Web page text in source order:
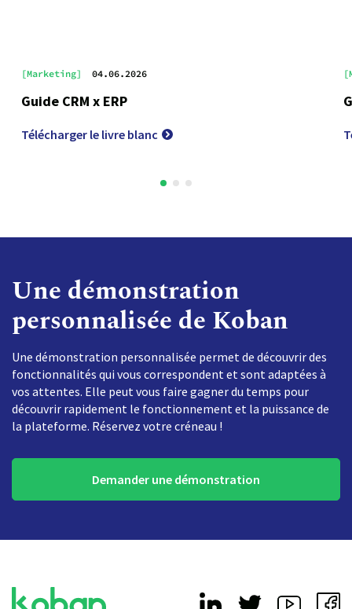
[Marketing] 04.06.2026
Guide CRM x ERP
Télécharger le livre blanc
Une démonstration
personnalisée de Koban
Une démonstration personnalisée permet de découvrir des
fonctionnalités qui vous correspondent et sont adaptées à
vos attentes. Elle peut vous faire gagner du temps pour
découvrir rapidement le fonctionnement et la puissance de
la plateforme. Réservez votre créneau !
Demander une démonstration